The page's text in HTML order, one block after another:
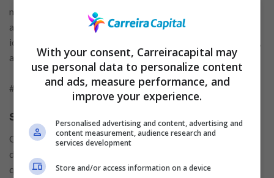
moda com impacto positivo, o que a torna única. Sua cultura
acredita no valor e na riqueza das diferenças. Se você se
identifica com a C&A e procura uma empresa, acima de tudo,
apaixonada por pessoas.
#VemPraCeA
Salário + Benefícios
O valor do salário pode variar de acordo com cada atividade
desenvolvida e tipo de admissão, mas a empresa garante
quantias de remuneração justas e compatíveis com o
With your consent, Carreiracapital may
use personal data to personalize content
and ads, measure performance, and
improve your experience.
Personalised advertising and content, advertising and
content measurement, audience research and
services development
Store and/or access information on a device